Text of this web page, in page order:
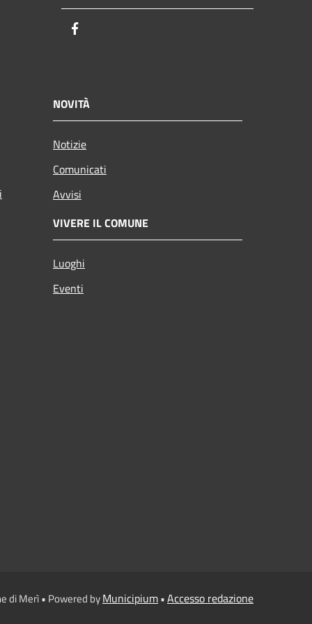
NOVITÀ
Notizie
Comunicati
Avvisi
VIVERE IL COMUNE
Luoghi
Eventi
di Merì • Powered byMunicipium•Accesso redazione